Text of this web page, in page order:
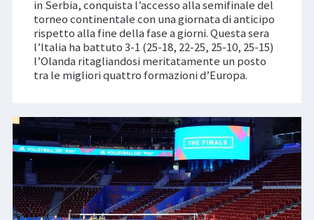
in Serbia, conquista l’accesso alla semifinale del
torneo continentale con una giornata di anticipo
rispetto alla fine della fase a giorni. Questa sera
l’Italia ha battuto 3-1 (25-18, 22-25, 25-10, 25-15)
l’Olanda ritagliandosi meritatamente un posto
tra le migliori quattro formazioni d’Europa.